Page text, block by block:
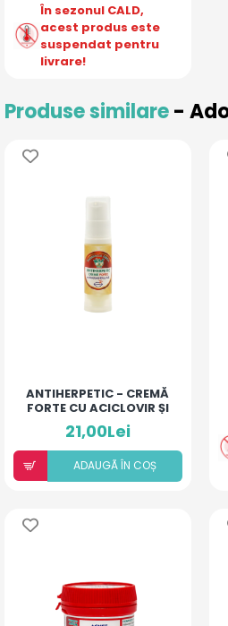
În sezonul CALD,
acest produs este
suspendat pentru
livrare!
Produse similare-
ANTIHERPETIC - CREMĂ
FORTE CU ACICLOVIR ȘI
ULEIURI ESENȚIALE
21,00Lei
ADAUGÃ ÎN COȘ